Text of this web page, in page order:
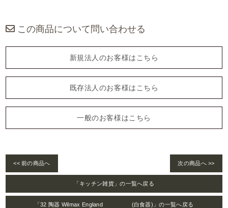
この商品について問い合わせる
新規法人のお客様はこちら
既存法人のお客様はこちら
一般のお客様はこちら
<< 前の商品へ 次の商品へ >>
「キッチン雑貨」の一覧へ戻る
「32 陶器 Wilmax England (白食器)」の一覧へ戻る